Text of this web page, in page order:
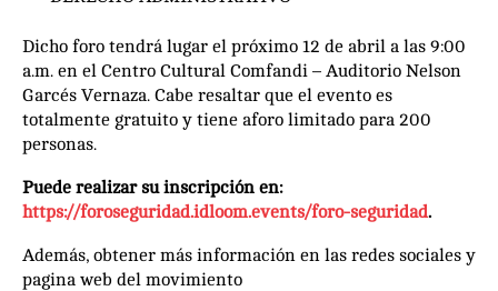
Dicho foro tendrá lugar el próximo 12 de abril a las 9:00
a.m. en el Centro Cultural Comfandi – Auditorio Nelson
Garcés Vernaza. Cabe resaltar que el evento es
totalmente gratuito y tiene aforo limitado para 200
personas.
Puede realizar su inscripción en:
https://foroseguridad.idloom.events/foro-seguridad.
Además, obtener más información en las redes sociales y
pagina web del movimiento